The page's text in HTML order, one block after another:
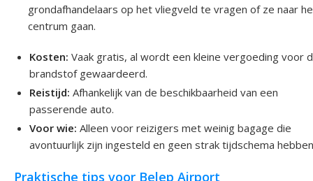
grondafhandelaars op het vliegveld te vragen of ze naar
centrum gaan.
Kosten: Vaak gratis, al wordt een kleine vergoeding voor
brandstof gewaardeerd.
Reistijd: Afhankelijk van de beschikbaarheid van een
passerende auto.
Voor wie: Alleen voor reizigers met weinig bagage die
avontuurlijk zijn ingesteld en geen strak tijdschema
Praktische tips voor Belep Airport